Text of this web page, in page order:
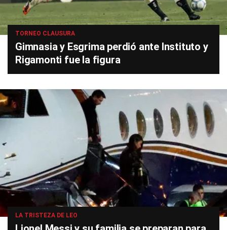
TORNEO CLAUSURA
Gimnasia y Esgrima perdió ante Instituto y
Rigamonti fue la figura
LA TRISTEZA DE LEO